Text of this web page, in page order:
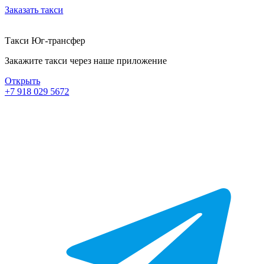
Заказать такси
Такси Юг-трансфер
Закажите такси через наше приложение
Открыть
+7 918 029 5672